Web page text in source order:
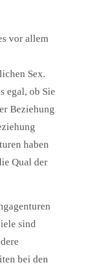
vor allem
Sex.
egal, ob Sie
Beziehung
haben
Qual der
sind
bei den